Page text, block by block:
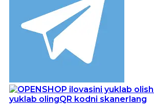
yuklab olingQR kodni skanerlang